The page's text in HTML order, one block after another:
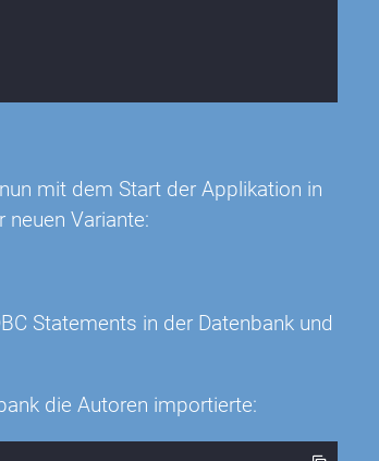
mit dem Start der Applikation in
neuen Variante:
Statements in der Datenbank und
die Autoren importierte: